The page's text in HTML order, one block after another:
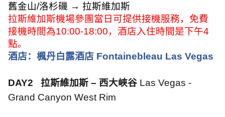
舊金山/洛杉磯 → 拉斯維加斯
拉斯維加斯機場參團當日可提供接機服務，免費
接機時間為10:00-18:00，酒店入住時間是下午4
點。
酒店：楓丹白露酒店 Fontainebleau Las Vegas
DAY2 拉斯維加斯 – 西大峽谷 Las Vegas -
Grand Canyon West Rim